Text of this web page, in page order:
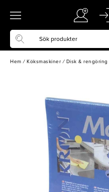
Hem / Köksmaskiner / Disk & rengöring